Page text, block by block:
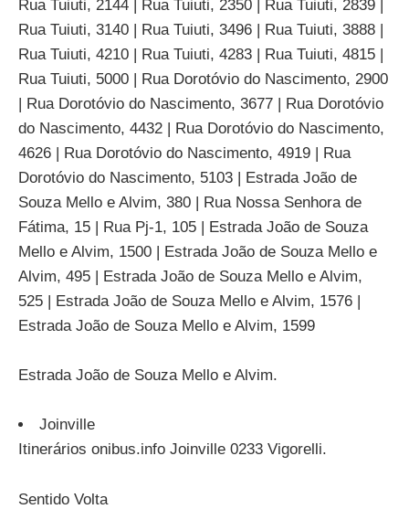
Rua Tuiuti, 2144 | Rua Tuiuti, 2350 | Rua Tuiuti, 2839 |
Rua Tuiuti, 3140 | Rua Tuiuti, 3496 | Rua Tuiuti, 3888 |
Rua Tuiuti, 4210 | Rua Tuiuti, 4283 | Rua Tuiuti, 4815 |
Rua Tuiuti, 5000 | Rua Dorotóvio do Nascimento, 2900
| Rua Dorotóvio do Nascimento, 3677 | Rua Dorotóvio
do Nascimento, 4432 | Rua Dorotóvio do Nascimento,
4626 | Rua Dorotóvio do Nascimento, 4919 | Rua
Dorotóvio do Nascimento, 5103 | Estrada João de
Souza Mello e Alvim, 380 | Rua Nossa Senhora de
Fátima, 15 | Rua Pj-1, 105 | Estrada João de Souza
Mello e Alvim, 1500 | Estrada João de Souza Mello e
Alvim, 495 | Estrada João de Souza Mello e Alvim,
525 | Estrada João de Souza Mello e Alvim, 1576 |
Estrada João de Souza Mello e Alvim, 1599
Estrada João de Souza Mello e Alvim.
Joinville
Itinerários onibus.info Joinville 0233 Vigorelli.
Sentido Volta